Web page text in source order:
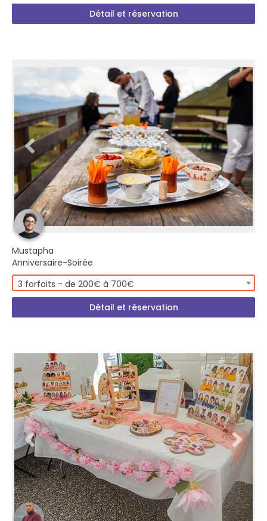
Détail et réservation
Mustapha
Anniversaire-Soirée
3 forfaits - de 200€ à 700€
Détail et réservation